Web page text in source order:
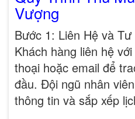
Vượng
Bước 1: Liên Hệ và Tư
Khách hàng liên hệ
thoại hoặc email để
đầu. Đội ngũ nhân
thông tin và sắp xếp